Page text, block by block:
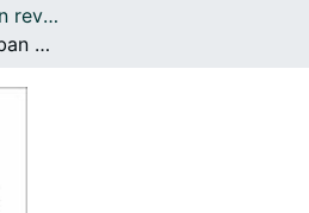
Contacte
Articles publicats en revistes (Econometria, Estadística i Economia Aplicada)
What Drives the Urban Wage Premium? Evidence along the Wage Distribution